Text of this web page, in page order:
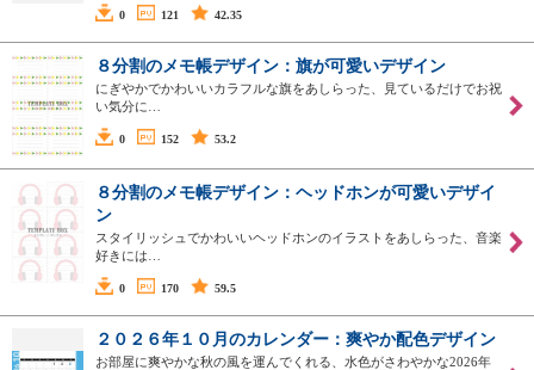
0 121 42.35
８分割のメモ帳デザイン：旗が可愛いデザイン
にぎやかでかわいいカラフルな旗をあしらった、見ているだけでお祝
い気分に…
0 152 53.2
８分割のメモ帳デザイン：ヘッドホンが可愛いデザイ
ン
スタイリッシュでかわいいヘッドホンのイラストをあしらった、音楽
好きには…
0 170 59.5
２０２６年１０月のカレンダー：爽やか配色デザイン
お部屋に爽やかな秋の風を運んでくれる、水色がさわやかな2026年